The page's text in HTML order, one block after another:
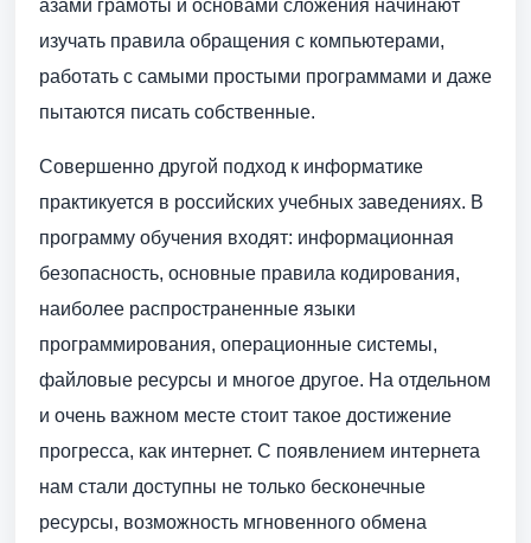
азами грамоты и основами сложения начинают
изучать правила обращения с компьютерами,
работать с самыми простыми программами и даже
пытаются писать собственные.
Совершенно другой подход к информатике
практикуется в российских учебных заведениях. В
программу обучения входят: информационная
безопасность, основные правила кодирования,
наиболее распространенные языки
программирования, операционные системы,
файловые ресурсы и многое другое. На отдельном
и очень важном месте стоит такое достижение
прогресса, как интернет. С появлением интернета
нам стали доступны не только бесконечные
ресурсы, возможность мгновенного обмена